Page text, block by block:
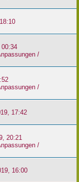
00:34
/
/
17:42
20:21
/
16:00